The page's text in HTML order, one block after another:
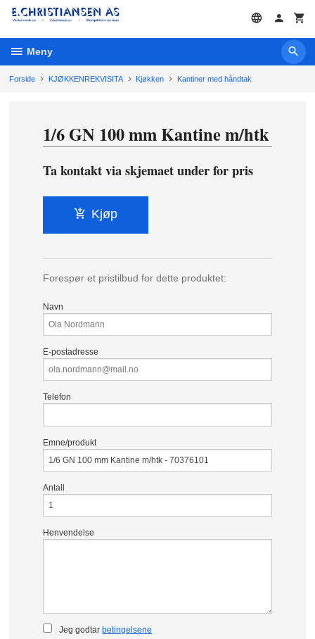
Gå
innholdet
Meny
Forside KJØKKENREKVISITA Kjøkken Kantiner med håndtak
1/6 GN 100 mm Kantine m/htk
Ta kontakt via skjemaet under for pris
Kjøp
Forespør et pristilbud for dette produktet:
Navn
E-postadresse
Telefon
Emne/produkt
Antall
Henvendelse
Jeg godtar betingelsene